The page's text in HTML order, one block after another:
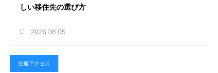
しい移住先の選び方
2026.08.05
交通アクセス